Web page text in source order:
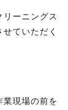
リーニングス
ていただく
業現場の前を